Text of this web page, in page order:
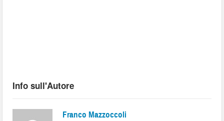
Info sull'Autore
Franco Mazzoccoli